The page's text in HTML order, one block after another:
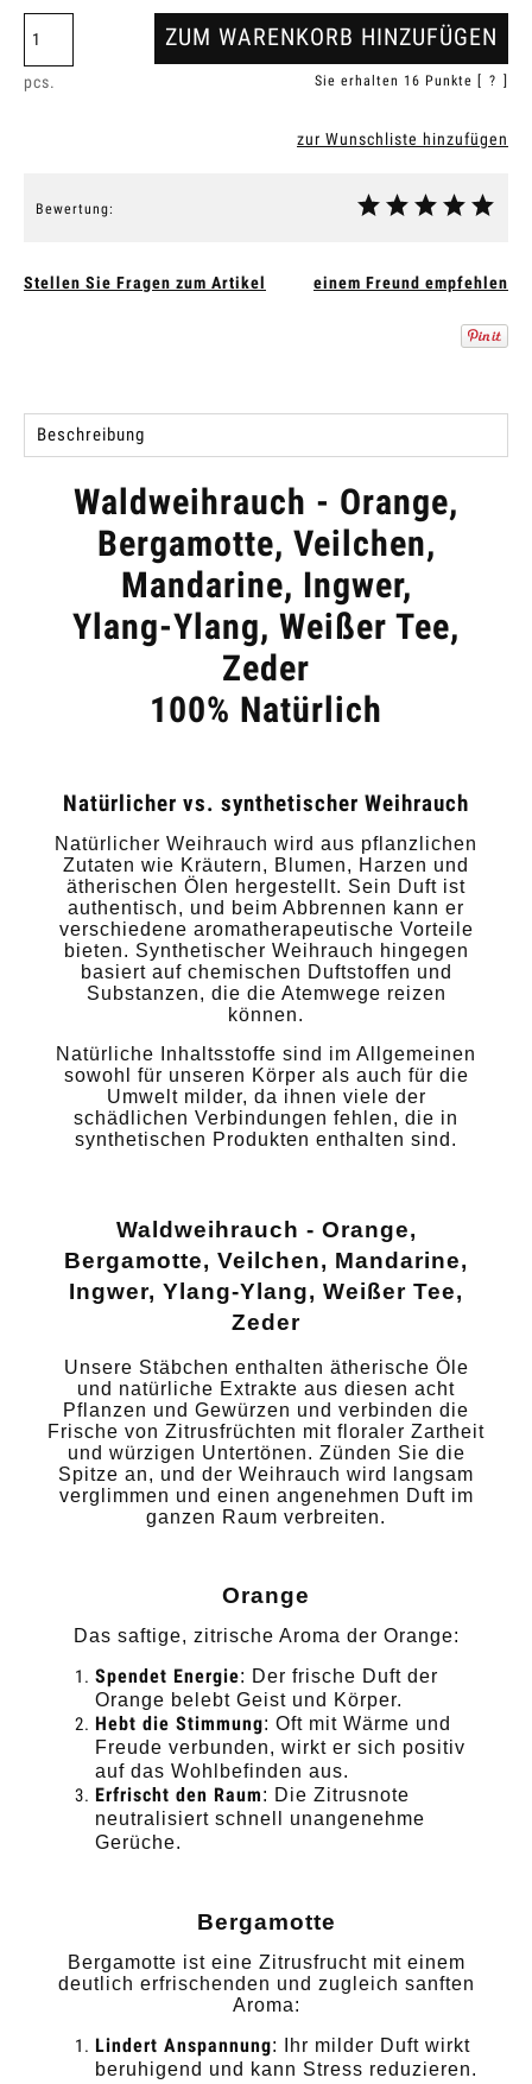
pcs.
ZUM WARENKORB HINZUFÜGEN
Sie erhalten 16 Punkte [ ? ]
zur Wunschliste hinzufügen
Bewertung:
Stellen Sie Fragen zum Artikel einem Freund empfehlen
Beschreibung
Waldweihrauch - Orange,
Bergamotte, Veilchen,
Mandarine, Ingwer,
Ylang-Ylang, Weißer Tee,
Zeder
100% Natürlich
Natürlicher vs. synthetischer Weihrauch
Natürlicher Weihrauch wird aus pflanzlichen
Zutaten wie Kräutern, Blumen, Harzen und
ätherischen Ölen hergestellt. Sein Duft ist
authentisch, und beim Abbrennen kann er
verschiedene aromatherapeutische Vorteile
bieten. Synthetischer Weihrauch hingegen
basiert auf chemischen Duftstoffen und
Substanzen, die die Atemwege reizen
können.
Natürliche Inhaltsstoffe sind im Allgemeinen
sowohl für unseren Körper als auch für die
Umwelt milder, da ihnen viele der
schädlichen Verbindungen fehlen, die in
synthetischen Produkten enthalten sind.
Waldweihrauch - Orange,
Bergamotte, Veilchen, Mandarine,
Ingwer, Ylang-Ylang, Weißer Tee,
Zeder
Unsere Stäbchen enthalten ätherische Öle
und natürliche Extrakte aus diesen acht
Pflanzen und Gewürzen und verbinden die
Frische von Zitrusfrüchten mit floraler Zartheit
und würzigen Untertönen. Zünden Sie die
Spitze an, und der Weihrauch wird langsam
verglimmen und einen angenehmen Duft im
ganzen Raum verbreiten.
Orange
Das saftige, zitrische Aroma der Orange:
Spendet Energie: Der frische Duft der
Orange belebt Geist und Körper.
Hebt die Stimmung: Oft mit Wärme und
Freude verbunden, wirkt er sich positiv
auf das Wohlbefinden aus.
Erfrischt den Raum: Die Zitrusnote
neutralisiert schnell unangenehme
Gerüche.
Bergamotte
Bergamotte ist eine Zitrusfrucht mit einem
deutlich erfrischenden und zugleich sanften
Aroma:
Lindert Anspannung: Ihr milder Duft wirkt
beruhigend und kann Stress reduzieren.